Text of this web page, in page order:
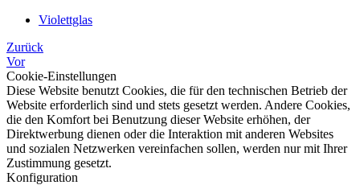
Violettglas
Zurück
Vor
Cookie-Einstellungen
Diese Website benutzt Cookies, die für den technischen Betrieb der
Website erforderlich sind und stets gesetzt werden. Andere Cookies,
die den Komfort bei Benutzung dieser Website erhöhen, der
Direktwerbung dienen oder die Interaktion mit anderen Websites
und sozialen Netzwerken vereinfachen sollen, werden nur mit Ihrer
Zustimmung gesetzt.
Konfiguration